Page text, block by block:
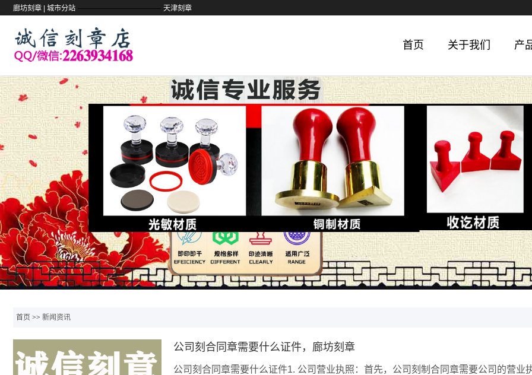
廊坊刻章 | 城市分站 —————————— 天津刻章
首页 关于我们 产
首页 >> 新闻资讯
公司刻合同章需要什么证件，廊坊刻章
公司刻合同章需要什么证件1. 公司营业执照：首先，公司刻制合同章需要公司的营业